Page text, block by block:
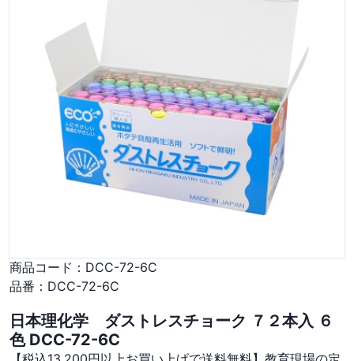
商品コード： DCC-72-6C
品番： DCC-72-6C
日本理化学 ダストレスチョーク ７２本入 ６
色 DCC-72-6C